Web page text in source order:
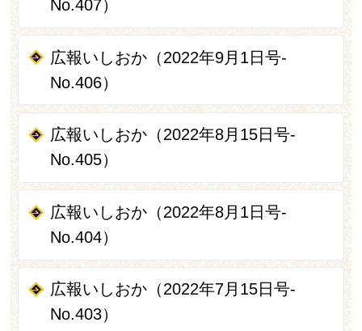
No.407）
広報いしおか（2022年9月1日号-
No.406）
広報いしおか（2022年8月15日号-
No.405）
広報いしおか（2022年8月1日号-
No.404）
広報いしおか（2022年7月15日号-
No.403）